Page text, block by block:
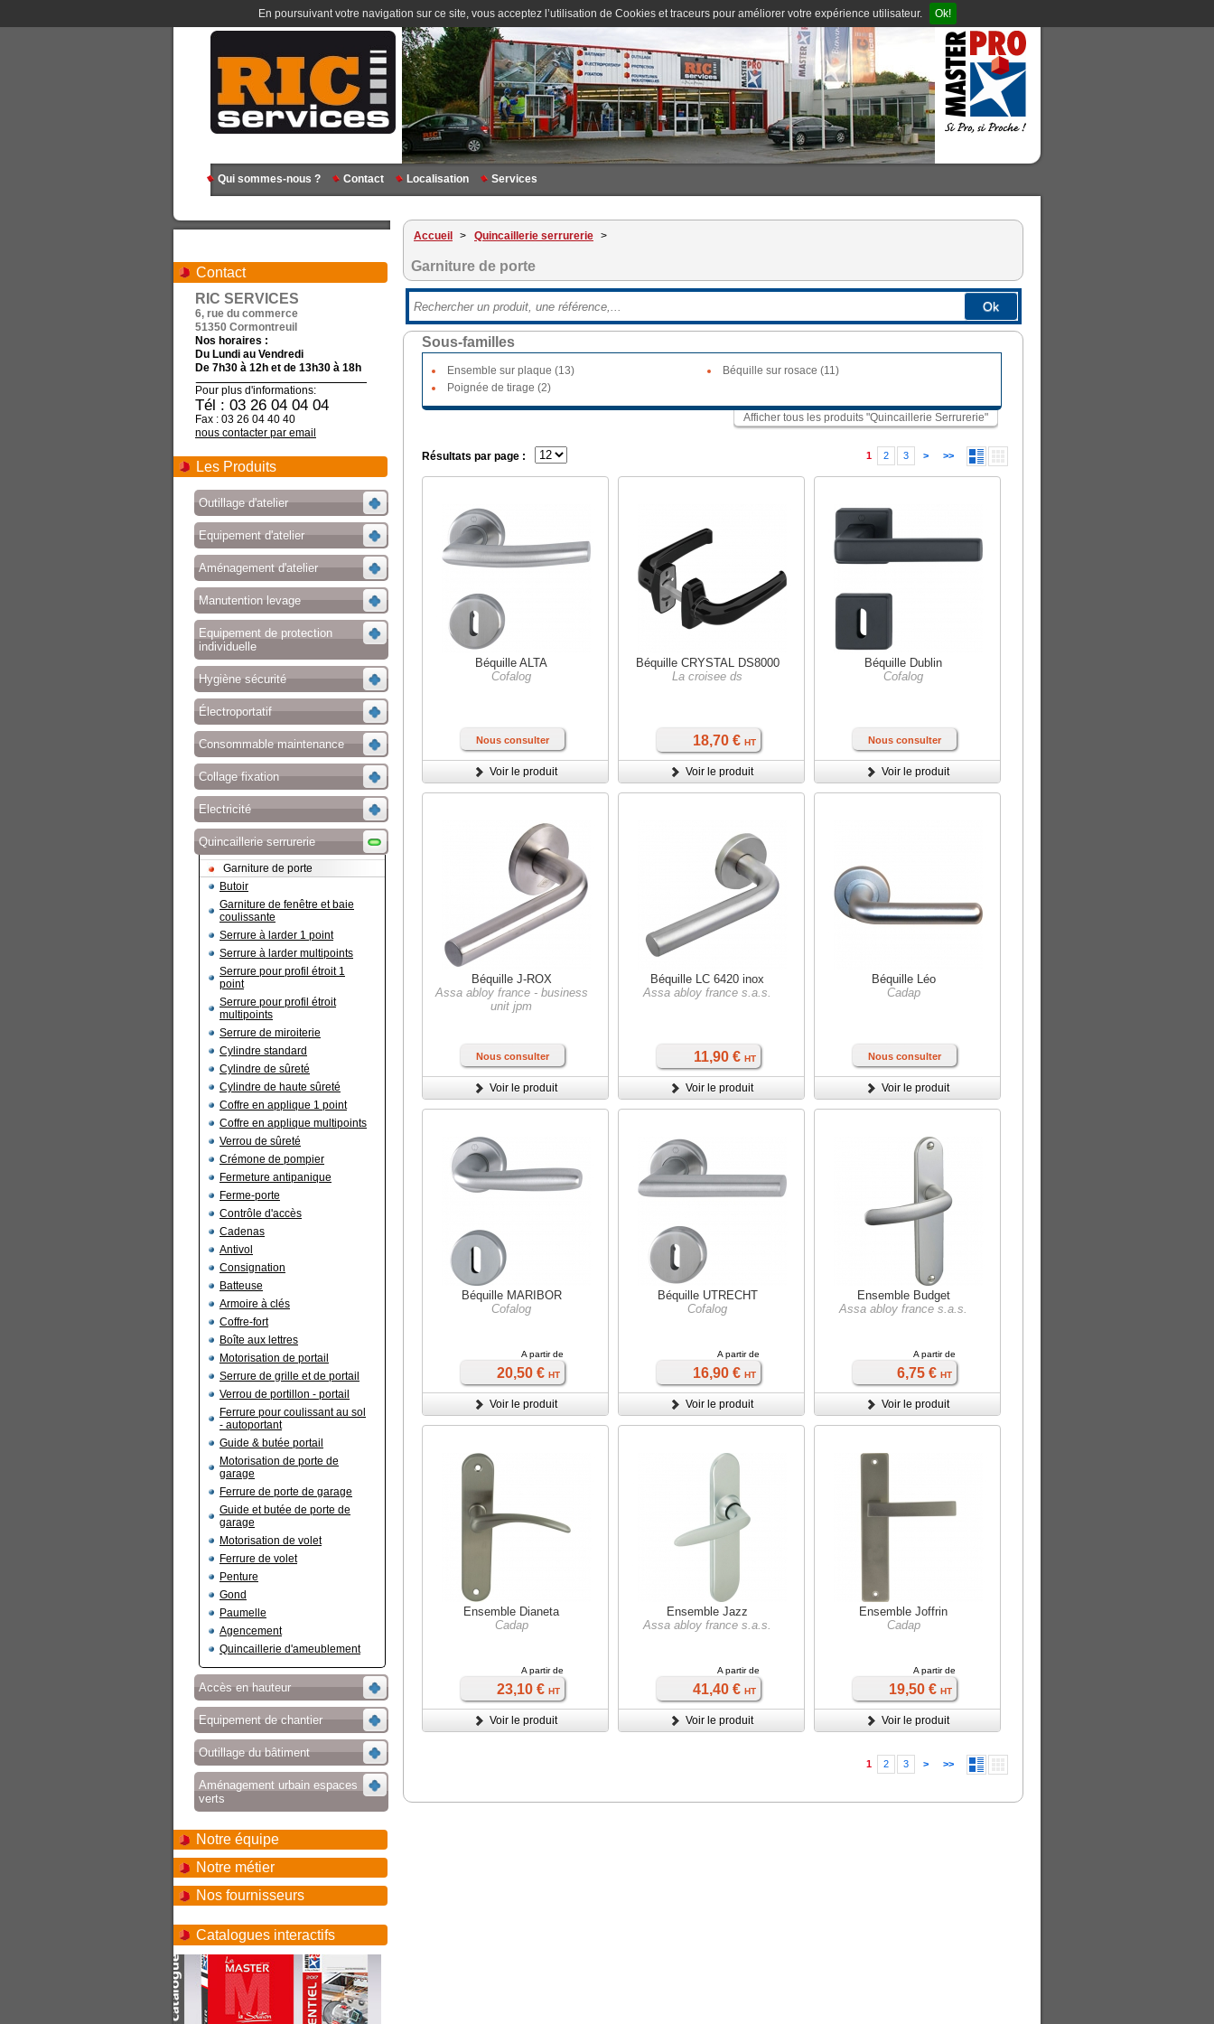
En poursuivant votre navigation sur ce site, vous acceptez l’utilisation de Cookies et traceurs pour améliorer votre expérience utilisateur. Ok!
Qui sommes-nous ? Contact Localisation Services
Contact
RIC SERVICES
6, rue du commerce
51350 Cormontreuil
Nos horaires :
Du Lundi au Vendredi
De 7h30 à 12h et de 13h30 à 18h
Pour plus d'informations:
Tél : 03 26 04 04 04
Fax : 03 26 04 40 40
nous contacter par email
Les Produits
Outillage d'atelier
Equipement d'atelier
Aménagement d'atelier
Manutention levage
Equipement de protection
individuelle
Hygiène sécurité
Électroportatif
Consommable maintenance
Collage fixation
Electricité
Quincaillerie serrurerie
Garniture de porte
Butoir
Garniture de fenêtre et baie
coulissante
Serrure à larder 1 point
Serrure à larder multipoints
Serrure pour profil étroit 1
point
Serrure pour profil étroit
multipoints
Serrure de miroiterie
Cylindre standard
Cylindre de sûreté
Cylindre de haute sûreté
Coffre en applique 1 point
Coffre en applique multipoints
Verrou de sûreté
Crémone de pompier
Fermeture antipanique
Ferme-porte
Contrôle d'accès
Cadenas
Antivol
Consignation
Batteuse
Armoire à clés
Coffre-fort
Boîte aux lettres
Motorisation de portail
Serrure de grille et de portail
Verrou de portillon - portail
Ferrure pour coulissant au sol
- autoportant
Guide & butée portail
Motorisation de porte de
garage
Ferrure de porte de garage
Guide et butée de porte de
garage
Motorisation de volet
Ferrure de volet
Penture
Gond
Paumelle
Agencement
Quincaillerie d'ameublement
Accès en hauteur
Equipement de chantier
Outillage du bâtiment
Aménagement urbain espaces
verts
Notre équipe
Notre métier
Nos fournisseurs
Catalogues interactifs
Accueil > Quincaillerie serrurerie >
Garniture de porte
Ok
Sous-familles
Ensemble sur plaque (13)
Béquille sur rosace (11)
Poignée de tirage (2)
Afficher tous les produits "Quincaillerie Serrurerie"
Résultats par page : 1 2 3 > >>
Béquille ALTA
Cofalog
Nous consulter
Voir le produit
Béquille CRYSTAL DS8000
La croisee ds
18,70 € HT
Voir le produit
Béquille Dublin
Cofalog
Nous consulter
Voir le produit
Béquille J-ROX
Assa abloy france - business
unit jpm
Nous consulter
Voir le produit
Béquille LC 6420 inox
Assa abloy france s.a.s.
11,90 € HT
Voir le produit
Béquille Léo
Cadap
Nous consulter
Voir le produit
Béquille MARIBOR
Cofalog
A partir de
20,50 € HT
Voir le produit
Béquille UTRECHT
Cofalog
A partir de
16,90 € HT
Voir le produit
Ensemble Budget
Assa abloy france s.a.s.
A partir de
6,75 € HT
Voir le produit
Ensemble Dianeta
Cadap
A partir de
23,10 € HT
Voir le produit
Ensemble Jazz
Assa abloy france s.a.s.
A partir de
41,40 € HT
Voir le produit
Ensemble Joffrin
Cadap
A partir de
19,50 € HT
Voir le produit
1 2 3 > >>